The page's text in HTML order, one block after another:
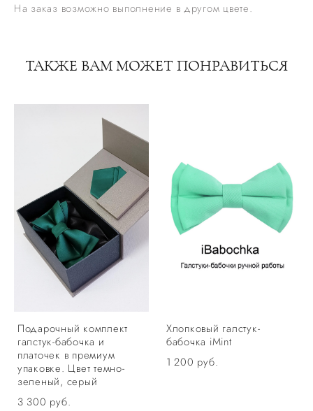
На заказ возможно выполнение в другом цвете.
ТАКЖЕ ВАМ МОЖЕТ ПОНРАВИТЬСЯ
Подарочный комплект
галстук-бабочка и
платочек в премиум
упаковке. Цвет темно-
зеленый, серый
3 300 pуб.
Хлопковый галстук-
бабочка iMint
1 200 pуб.